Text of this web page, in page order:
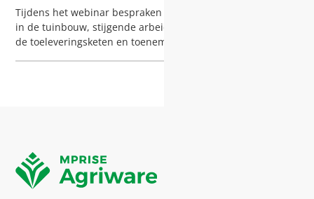
Tijdens het webinar bespraken we belangrijke uitdagingen
in de tuinbouw, stijgende arbeidskosten, complexiteit van
de toeleveringsketen en toenemende productiekosten. En